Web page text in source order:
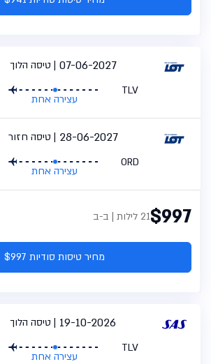
טיסה הלוך 07-06-2027
TLV
עצירה אחת
טיסה חזור 28-06-2027
ORD
עצירה אחת
$99721 לילות | ב-ב
מחיר טיסות סודיות $997
טיסה הלוך 19-10-2026
TLV
עצירה אחת